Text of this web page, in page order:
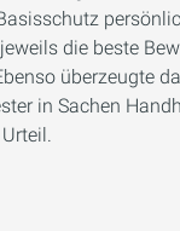
die beste
überzeugte
in Sachen